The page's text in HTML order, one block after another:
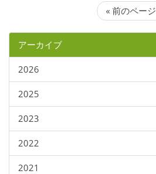
« 前のページ
アーカイブ
2026
2025
2023
2022
2021